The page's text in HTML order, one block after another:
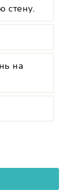
стену.
на